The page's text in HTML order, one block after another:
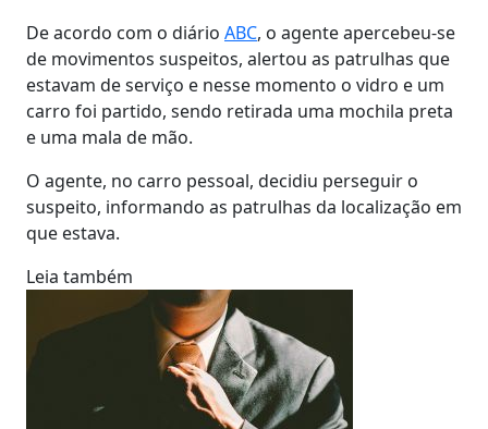
De acordo com o diário ABC, o agente apercebeu-se
de movimentos suspeitos, alertou as patrulhas que
estavam de serviço e nesse momento o vidro e um
carro foi partido, sendo retirada uma mochila preta
e uma mala de mão.
O agente, no carro pessoal, decidiu perseguir o
suspeito, informando as patrulhas da localização em
que estava.
Leia também